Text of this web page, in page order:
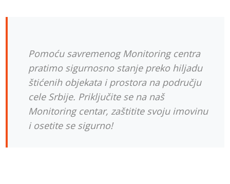
Pomoću savremenog Monitoring centra
pratimo sigurnosno stanje preko hiljadu
štićenih objekata i prostora na području
cele Srbije. Priključite se na naš
Monitoring centar, zaštitite svoju imovinu
i osetite se sigurno!